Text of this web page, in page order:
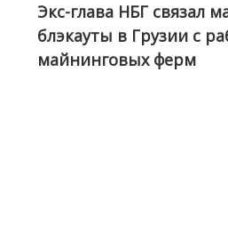
Экс-глава НБГ связал
блэкауты в Грузии с
майнинговых ферм